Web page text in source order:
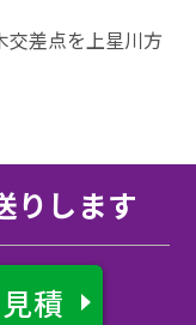
交差点を上星川方
りします
積